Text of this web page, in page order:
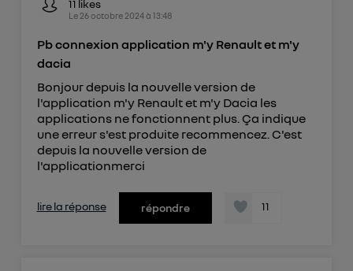
11 likes
Le 26 octobre 2024à 13:48
Pb connexion application m'y Renault et m'y
dacia
Bonjour depuis la nouvelle version de
l'application m'y Renault et m'y Dacia les
applications ne fonctionnent plus. Ça indique
une erreur s'est produite recommencez. C'est
depuis la nouvelle version de
l'applicationmerci
lire la réponse répondre 11